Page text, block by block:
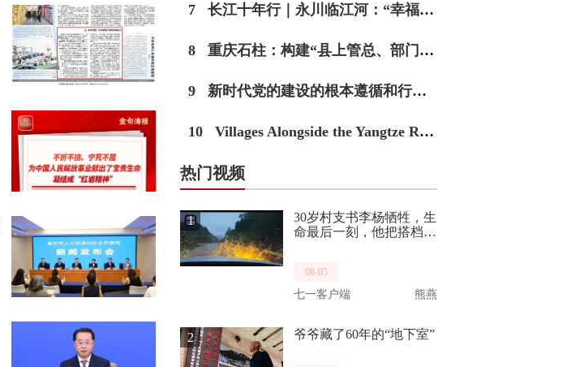
7 长江十年行｜永川临江河：“幸福河”边话幸福
8 重庆石柱：构建“县上管总、部门支援、镇街主战”实战工作体系 筑牢防汛抗灾坚实防线
9 新时代党的建设的根本遵循和行动指南
10 Villages Alongside the Yangtze River｜Muhe in "Green" Motion
热门视频
1
30岁村支书李杨牺牲，生
命最后一刻，他把搭档推
走好！
08-05
七一客户端 熊燕
2 爷爷藏了60年的“地下室”